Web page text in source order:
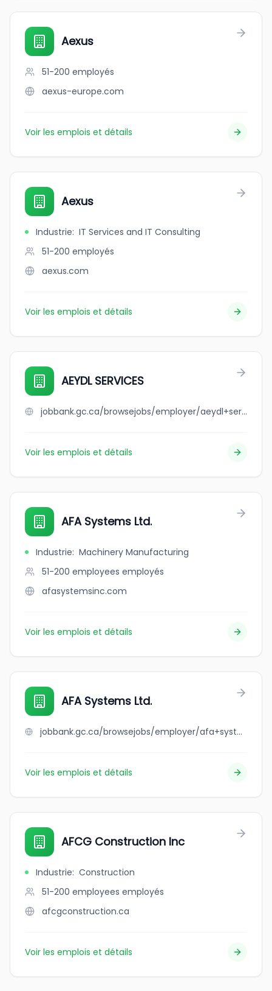
Aexus
51-200 employés
aexus-europe.com
Voir les emplois et détails
Aexus
Industrie: IT Services and IT Consulting
51-200 employés
aexus.com
Voir les emplois et détails
AEYDL SERVICES
jobbank.gc.ca/browsejobs/employer/aeydl+services/ca
Voir les emplois et détails
AFA Systems Ltd.
Industrie: Machinery Manufacturing
51-200 employees employés
afasystemsinc.com
Voir les emplois et détails
AFA Systems Ltd.
jobbank.gc.ca/browsejobs/employer/afa+systems+ltd./ca
Voir les emplois et détails
AFCG Construction Inc
Industrie: Construction
51-200 employees employés
afcgconstruction.ca
Voir les emplois et détails